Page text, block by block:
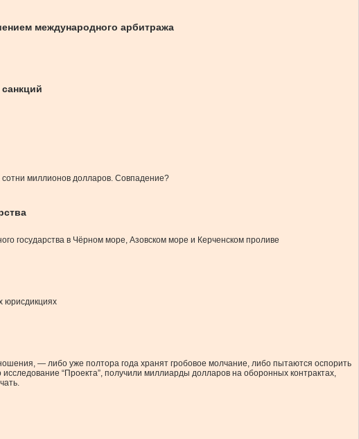
международного арбитража
сотни миллионов долларов. Совпадение?
государства в Чёрном море, Азовском море и Керченском проливе
юрисдикциях
— либо уже полтора года хранят гробовое молчание, либо пытаются оспорить
“Проекта”, получили миллиарды долларов на оборонных контрактах,